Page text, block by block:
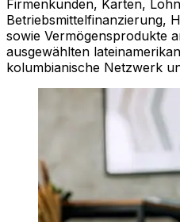
Firmenkunden, Karten,
Betriebsmittelfinanzierung,
sowie Vermögensprodukte
ausgewählten
kolumbianische Netzwerk